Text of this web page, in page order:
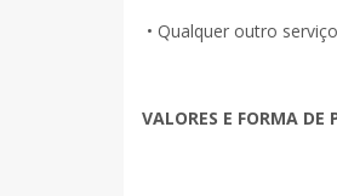
• Qualquer outro
VALORES E FORMA